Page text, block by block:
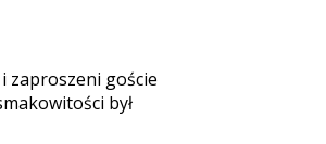
zaproszeni goście
był